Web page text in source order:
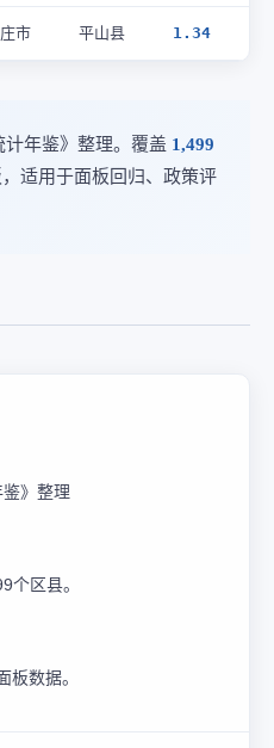
市 平山县 1.34
年鉴》整理。覆盖 1,499
适用于面板回归、政策评
》整理
个区县。
板数据。